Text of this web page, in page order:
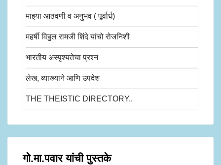
माझ्या आठवणी व अनुभव ( पूर्वार्ध)
महर्षी विठ्ठल रामजी शिंदे यांचो रोजनिशी
भारतीय अस्पृश्यतेचा प्रश्न
लेख, व्याख्याने आणि उपदेश
THE THEISTIC DIRECTORY..
गो.मा.पवार यांची पुस्तके